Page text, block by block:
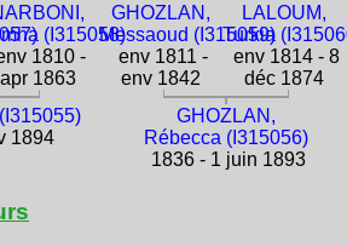
(I315058)
1810 -
apr 1863
GHOZLAN,
Messaoud (I315059)
env 1811 -
env 1842
LALOUM,
Turkia
env 1814 - 8
déc 1874
1894
GHOZLAN,
Rébecca (I315056)
1836 - 1 juin 1893